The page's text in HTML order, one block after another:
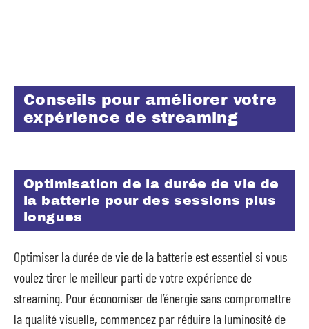
Conseils pour améliorer votre
expérience de streaming
Optimisation de la durée de vie de
la batterie pour des sessions plus
longues
Optimiser la durée de vie de la batterie est essentiel si vous
voulez tirer le meilleur parti de votre expérience de
streaming. Pour économiser de l’énergie sans compromettre
la qualité visuelle, commencez par réduire la luminosité de